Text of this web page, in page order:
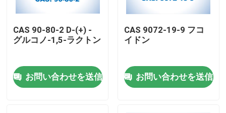
CAS 90-80-2 D-(+) -
グルコノ-1,5-ラクトン
お問い合わせを送信
CAS 9072-19-9 フコ
イドン
お問い合わせを送信